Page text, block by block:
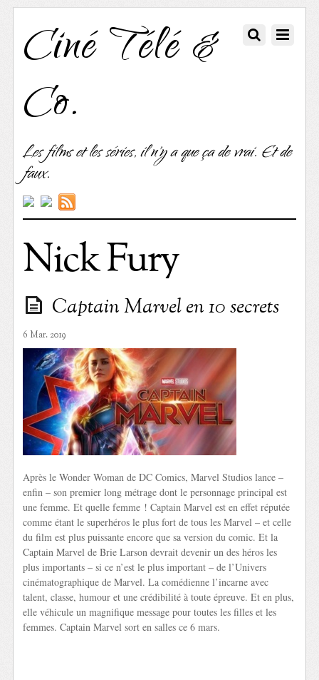
Ciné Télé &
Co.
Les films et les séries, il n'y a que ça de vrai. Et de
faux.
Nick Fury
Captain Marvel en 10 secrets
6 Mar. 2019
Après le Wonder Woman de DC Comics, Marvel Studios lance –
enfin – son premier long métrage dont le personnage principal est
une femme. Et quelle femme ! Captain Marvel est en effet réputée
comme étant le superhéros le plus fort de tous les Marvel – et celle
du film est plus puissante encore que sa version du comic. Et la
Captain Marvel de Brie Larson devrait devenir un des héros les
plus importants – si ce n’est le plus important – de l’Univers
cinématographique de Marvel. La comédienne l’incarne avec
talent, classe, humour et une crédibilité à toute épreuve. Et en plus,
elle véhicule un magnifique message pour toutes les filles et les
femmes. Captain Marvel sort en salles ce 6 mars.